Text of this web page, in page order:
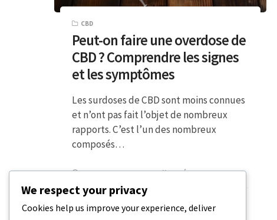
CBD
Peut-on faire une overdose de
CBD ? Comprendre les signes
et les symptômes
Les surdoses de CBD sont moins connues
et n’ont pas fait l’objet de nombreux
rapports. C’est l’un des nombreux
composés…
5 MINUTES DE LECTURE 20 DÉCEMBRE 2023
We respect your privacy
Cookies help us improve your experience, deliver